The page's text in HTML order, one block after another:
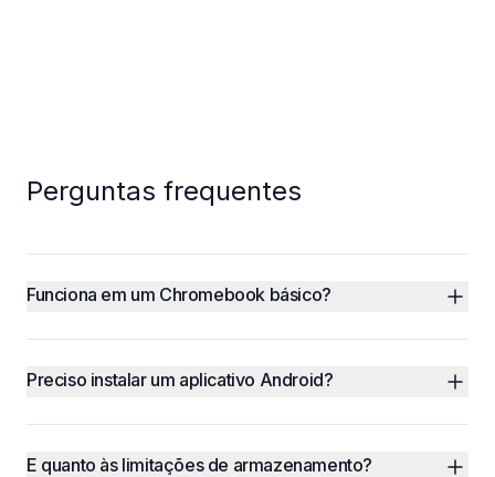
Perguntas frequentes
Funciona em um Chromebook básico?
Preciso instalar um aplicativo Android?
E quanto às limitações de armazenamento?